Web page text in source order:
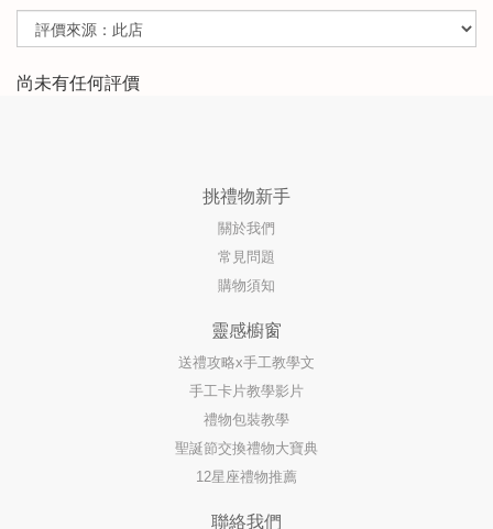
尚未有任何評價
挑禮物新手
關於我們
常見問題
購物須知
靈感櫥窗
送禮攻略x手工教學文
手工卡片教學影片
禮物包裝教學
聖誕節交換禮物大寶典
12星座禮物推薦
聯絡我們